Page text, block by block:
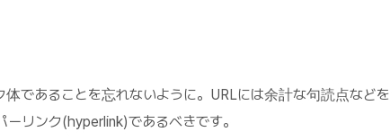
であることを忘れないように。URLには余計な句読点などを
リンク(hyperlink)であるべきです。